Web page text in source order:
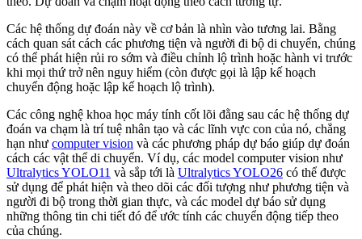
Các hệ thống dự đoán này về cơ bản là nhìn vào tương lai. Bằng
cách quan sát cách các phương tiện và người đi bộ di chuyển, chúng
có thể phát hiện rủi ro sớm và điều chỉnh lộ trình hoặc hành vi trước
khi mọi thứ trở nên nguy hiểm (còn được gọi là lập kế hoạch
chuyển động hoặc lập kế hoạch lộ trình).
Các công nghệ khoa học máy tính cốt lõi đằng sau các hệ thống dự
đoán va chạm là trí tuệ nhân tạo và các lĩnh vực con của nó, chẳng
hạn như computer vision và các phương pháp dự báo giúp dự đoán
cách các vật thể di chuyển. Ví dụ, các model computer vision như
Ultralytics YOLO11 và sắp tới là Ultralytics YOLO26 có thể được
sử dụng để phát hiện và theo dõi các đối tượng như phương tiện và
người đi bộ trong thời gian thực, và các model dự báo sử dụng
những thông tin chi tiết đó để ước tính các chuyển động tiếp theo
của chúng.